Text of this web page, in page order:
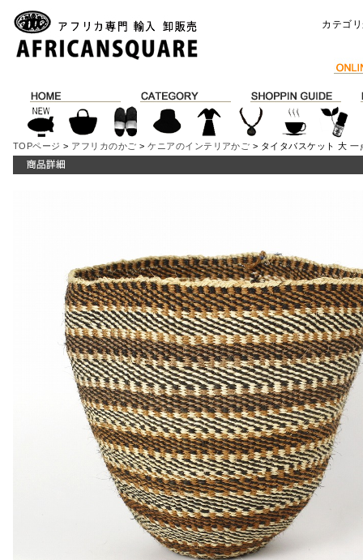
カテゴ
TOPページ > アフリカのかご >ケニアのインテリアかご > タイタバスケット 大 一